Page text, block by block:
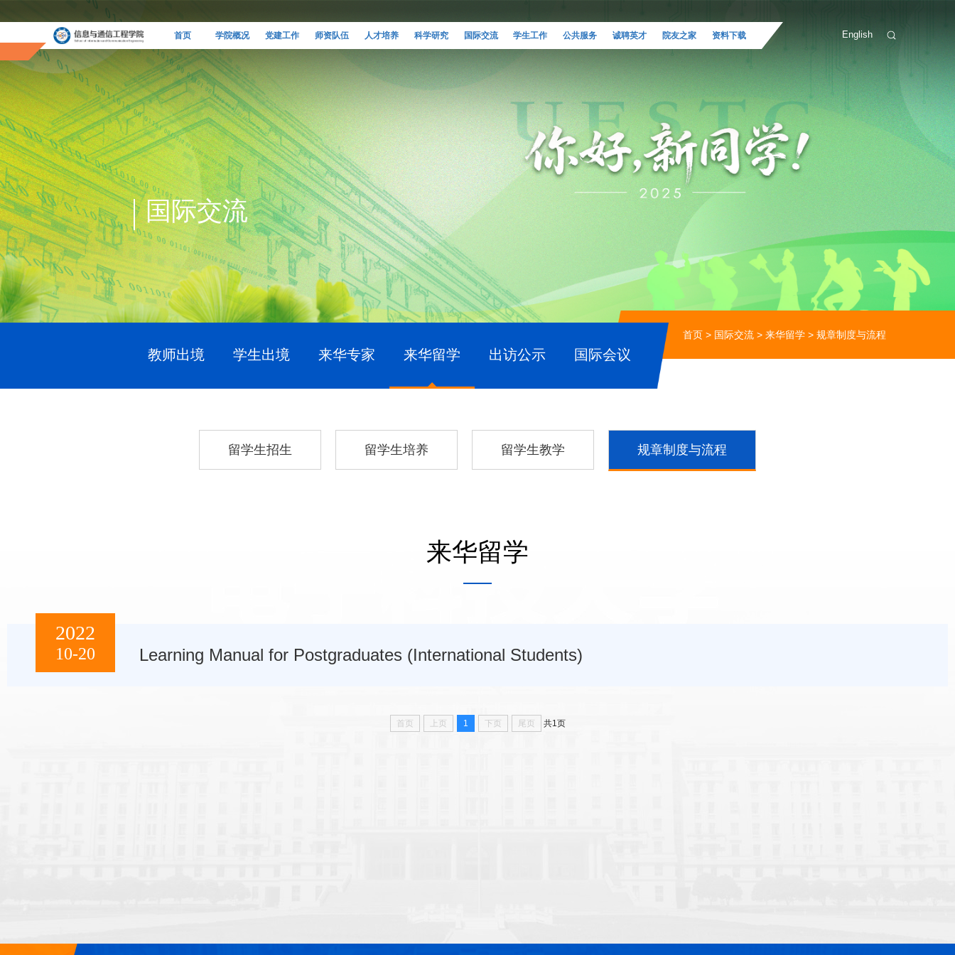
首页 学院概况 党建工作 师资队伍 人才培养 科学研究 国际交流 学生工作 公共服务 诚聘英才 院友之家 资料下载 English
国际交流
首页 > 国际交流 > 来华留学 > 规章制度与流程
教师出境 学生出境 来华专家 来华留学 出访公示 国际会议
留学生招生 留学生培养 留学生教学 规章制度与流程
来华留学
2022
10-20 Learning Manual for Postgraduates (International Students)
首页 上页 1 下页 尾页 共1页